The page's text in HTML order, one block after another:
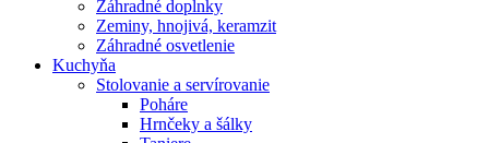
Záhradné doplnky
Zeminy, hnojivá, keramzit
Záhradné osvetlenie
Kuchyňa
Stolovanie a servírovanie
Poháre
Hrnčeky a šálky